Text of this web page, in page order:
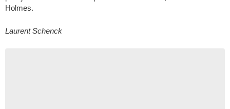
Holmes.
Laurent Schenck